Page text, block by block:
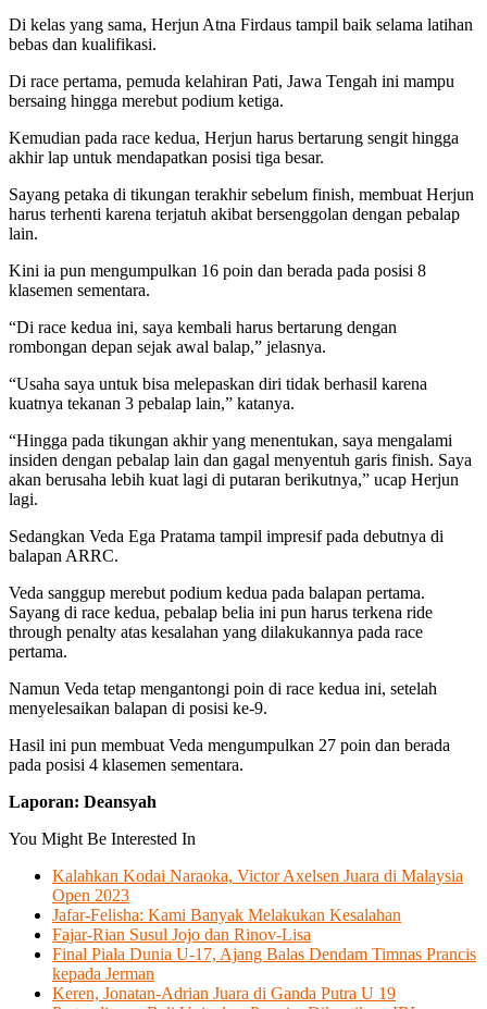
Di kelas yang sama, Herjun Atna Firdaus tampil baik selama latihan
bebas dan kualifikasi.
Di race pertama, pemuda kelahiran Pati, Jawa Tengah ini mampu
bersaing hingga merebut podium ketiga.
Kemudian pada race kedua, Herjun harus bertarung sengit hingga
akhir lap untuk mendapatkan posisi tiga besar.
Sayang petaka di tikungan terakhir sebelum finish, membuat Herjun
harus terhenti karena terjatuh akibat bersenggolan dengan pebalap
lain.
Kini ia pun mengumpulkan 16 poin dan berada pada posisi 8
klasemen sementara.
“Di race kedua ini, saya kembali harus bertarung dengan
rombongan depan sejak awal balap,” jelasnya.
“Usaha saya untuk bisa melepaskan diri tidak berhasil karena
kuatnya tekanan 3 pebalap lain,” katanya.
“Hingga pada tikungan akhir yang menentukan, saya mengalami
insiden dengan pebalap lain dan gagal menyentuh garis finish. Saya
akan berusaha lebih kuat lagi di putaran berikutnya,” ucap Herjun
lagi.
Sedangkan Veda Ega Pratama tampil impresif pada debutnya di
balapan ARRC.
Veda sanggup merebut podium kedua pada balapan pertama.
Sayang di race kedua, pebalap belia ini pun harus terkena ride
through penalty atas kesalahan yang dilakukannya pada race
pertama.
Namun Veda tetap mengantongi poin di race kedua ini, setelah
menyelesaikan balapan di posisi ke-9.
Hasil ini pun membuat Veda mengumpulkan 27 poin dan berada
pada posisi 4 klasemen sementara.
Laporan: Deansyah
You Might Be Interested In
Kalahkan Kodai Naraoka, Victor Axelsen Juara di Malaysia
Open 2023
Jafar-Felisha: Kami Banyak Melakukan Kesalahan
Fajar-Rian Susul Jojo dan Rinov-Lisa
Final Piala Dunia U-17, Ajang Balas Dendam Timnas Prancis
kepada Jerman
Keren, Jonatan-Adrian Juara di Ganda Putra U 19